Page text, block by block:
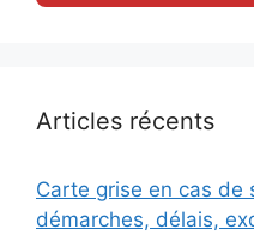
Articles récents
Carte grise en cas de
démarches, délais,